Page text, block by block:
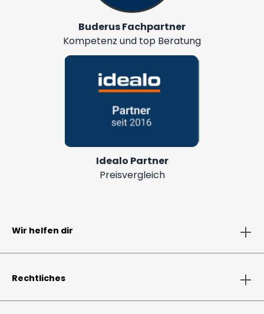
Buderus Fachpartner
Kompetenz und top Beratung
Idealo Partner
Preisvergleich
Wir helfen dir
Rechtliches